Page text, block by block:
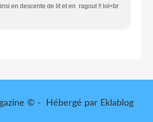
en descente de lit et en ragout !! lol<br
© - Hébergé par Eklablog